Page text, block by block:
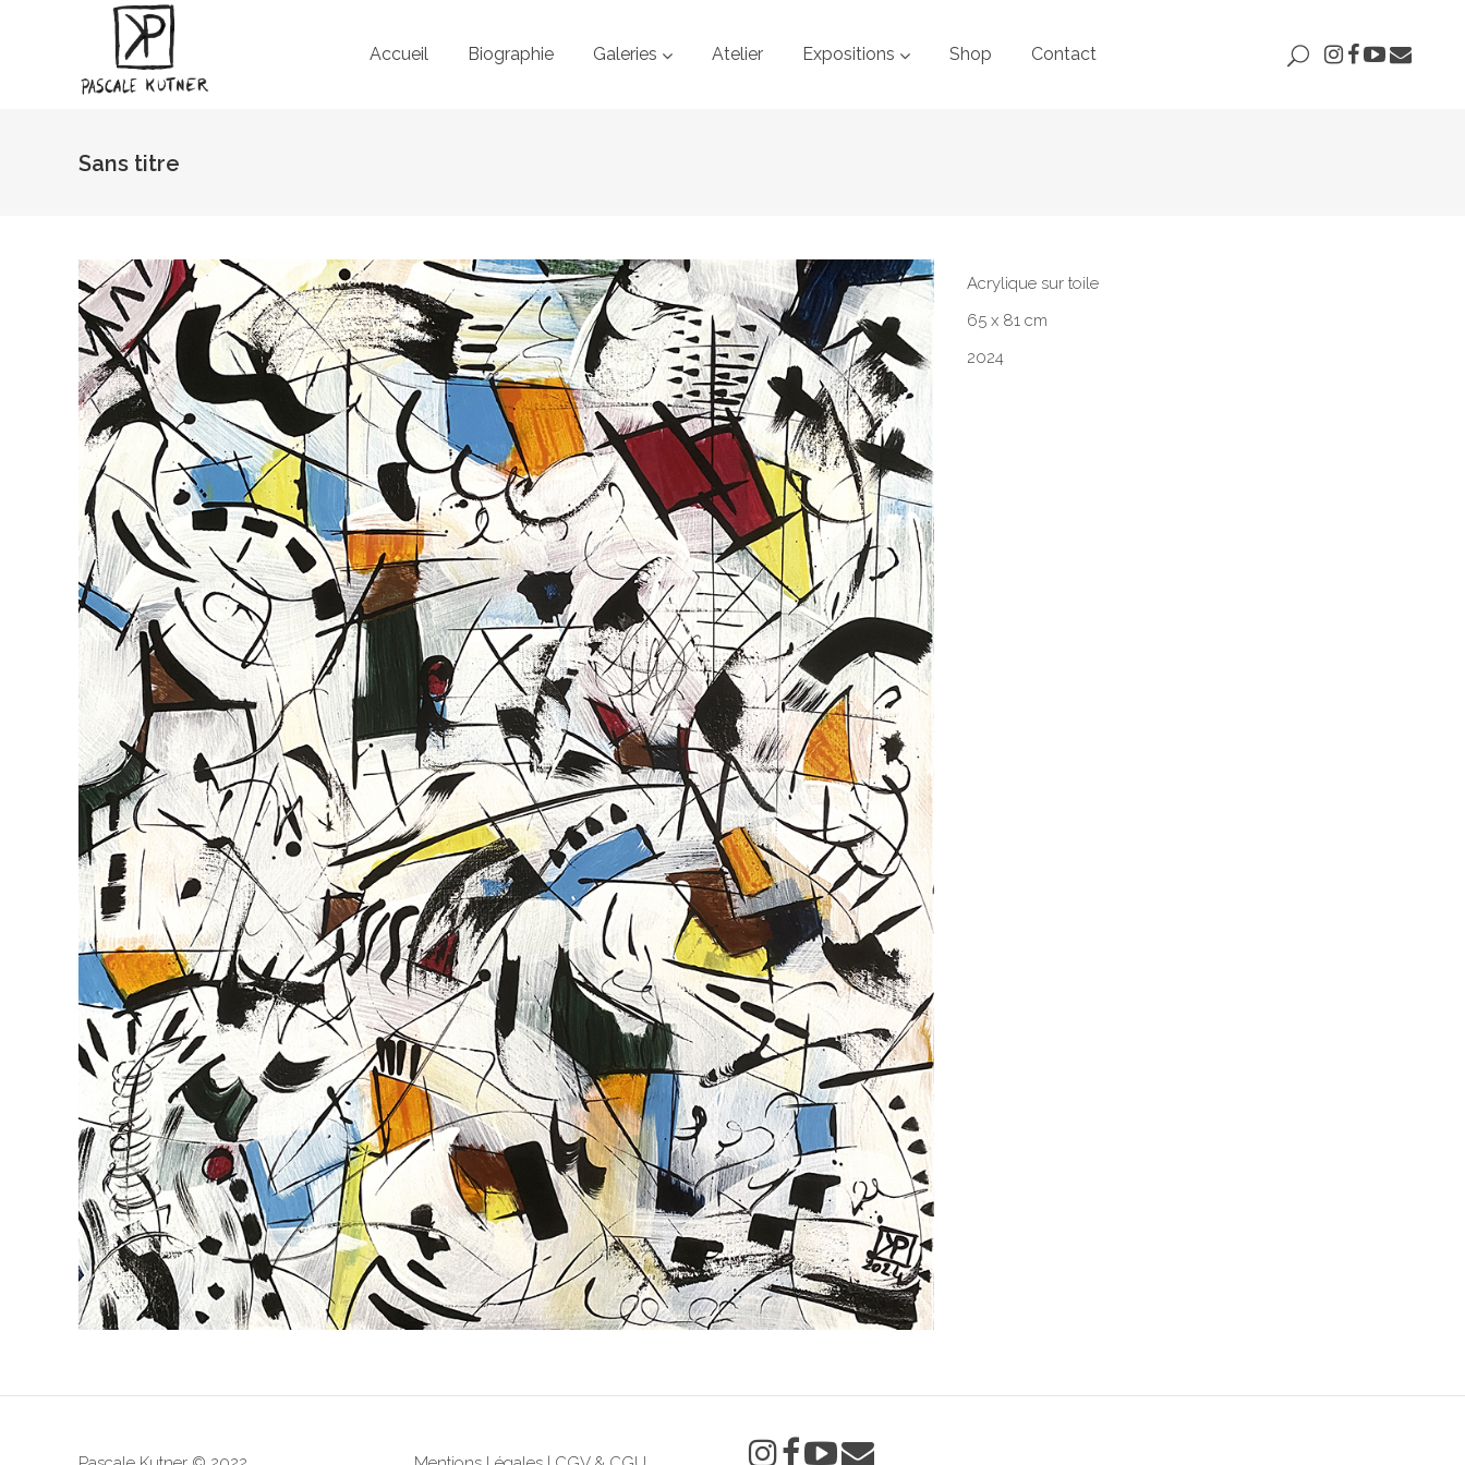
Accueil Biographie Galeries Atelier Expositions Shop Contact
Sans titre
Acrylique sur toile
65 x 81 cm
2024